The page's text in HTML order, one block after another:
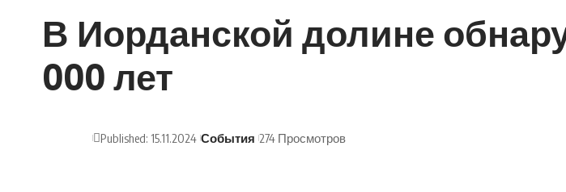
В Иорданской долине
000 лет
Published: 15.11.2024 События 274 Просмотров